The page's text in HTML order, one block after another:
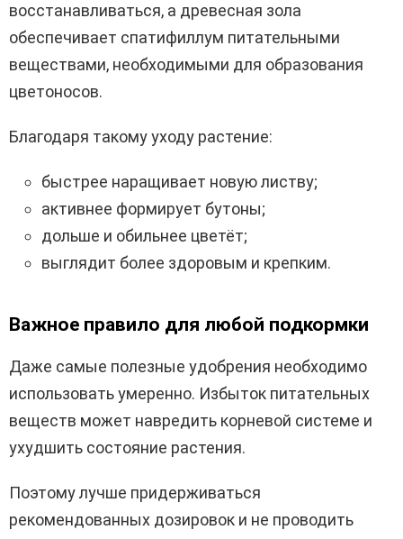
восстанавливаться, а древесная зола
обеспечивает спатифиллум питательными
веществами, необходимыми для образования
цветоносов.
Благодаря такому уходу растение:
быстрее наращивает новую листву;
активнее формирует бутоны;
дольше и обильнее цветёт;
выглядит более здоровым и крепким.
Важное правило для любой подкормки
Даже самые полезные удобрения необходимо
использовать умеренно. Избыток питательных
веществ может навредить корневой системе и
ухудшить состояние растения.
Поэтому лучше придерживаться
рекомендованных дозировок и не проводить